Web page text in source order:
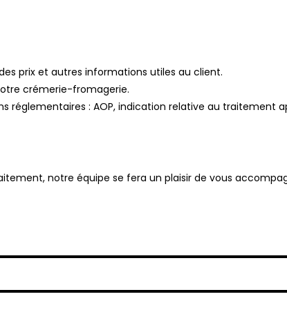
prix et autres informations utiles au client.
crémerie-fromagerie.
réglementaires : AOP, indication relative au traitement
notre équipe se fera un plaisir de vous